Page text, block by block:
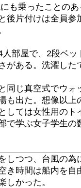
も乗ったことの
後片付けは全員
部屋で、2段ベ
がある。洗濯した
同じ真空式でウ
も出た。想像以
しては女性用の
で学ぶ女子学生の
しつつ、台風の
き時間は船内を
しかった。